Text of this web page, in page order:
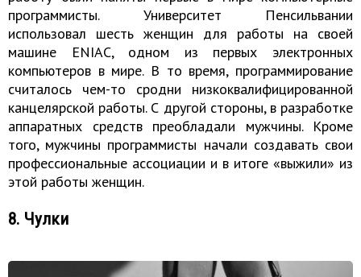
программисты. Университет Пенсильвании
использовал шесть женщин для работы на своей
машине ENIAC, одном из первых электронных
компьютеров в мире. В то время, программирование
считалось чем-то сродни низкоквалифицированной
канцелярской работы. С другой стороны, в разработке
аппаратных средств преобладали мужчины. Кроме
того, мужчины программисты начали создавать свои
профессиональные ассоциации и в итоге «выжили» из
этой работы женщин.
8. Чулки